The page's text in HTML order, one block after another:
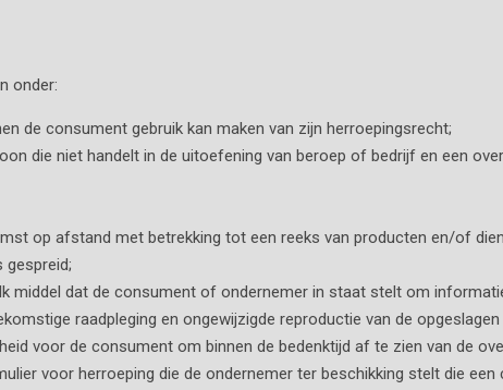
onder:
de consument gebruik kan maken van zijn herroepingsrecht;
die niet handelt in de uitoefening van beroep of bedrijf en een
op afstand met betrekking tot een reeks van producten en/of
gespreid;
middel dat de consument of ondernemer in staat stelt om
raadpleging en ongewijzigde reproductie van de
voor de consument om binnen de bedenktijd af te zien van de
voor herroeping die de ondernemer ter beschikking stelt die een